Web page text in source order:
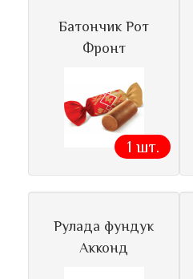
Батончик Рот
Фронт
1 шт.
Рулада фундук
Акконд